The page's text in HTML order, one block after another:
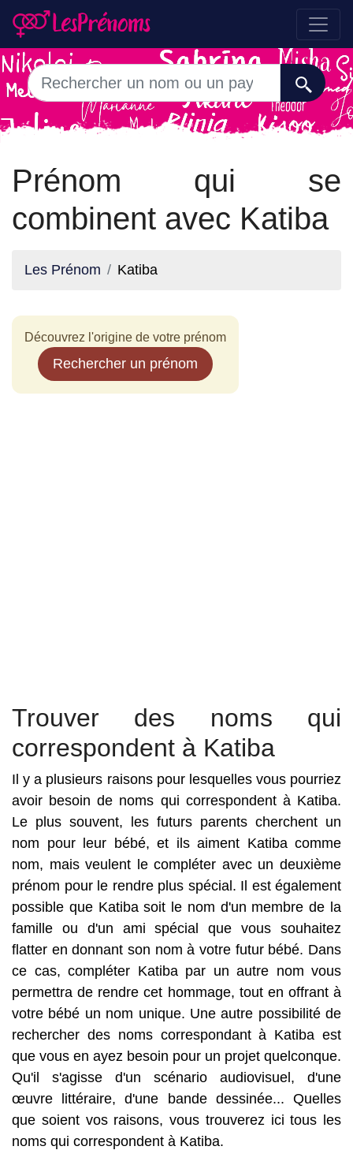
Prénom qui se
combinent avec Katiba
Les Prénom Katiba
Découvrez l'origine de votre prénom
Rechercher un prénom
Trouver des noms qui
correspondent à Katiba
Il y a plusieurs raisons pour lesquelles vous pourriez
avoir besoin de noms qui correspondent à Katiba.
Le plus souvent, les futurs parents cherchent un
nom pour leur bébé, et ils aiment Katiba comme
nom, mais veulent le compléter avec un deuxième
prénom pour le rendre plus spécial. Il est également
possible que Katiba soit le nom d'un membre de la
famille ou d'un ami spécial que vous souhaitez
flatter en donnant son nom à votre futur bébé. Dans
ce cas, compléter Katiba par un autre nom vous
permettra de rendre cet hommage, tout en offrant à
votre bébé un nom unique. Une autre possibilité de
rechercher des noms correspondant à Katiba est
que vous en ayez besoin pour un projet quelconque.
Qu'il s'agisse d'un scénario audiovisuel, d'une
œuvre littéraire, d'une bande dessinée... Quelles
que soient vos raisons, vous trouverez ici tous les
noms qui correspondent à Katiba.